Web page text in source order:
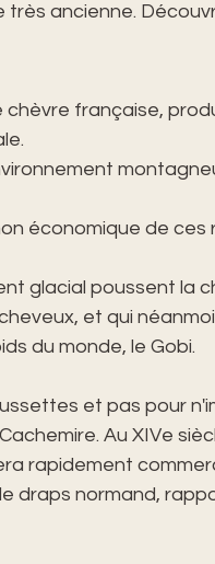
très ancienne.
chèvre française,
économique de ces
glacial poussent la
et qui
du monde, le Gobi.
et pas pour
Au XIVe
rapidement
draps normand,